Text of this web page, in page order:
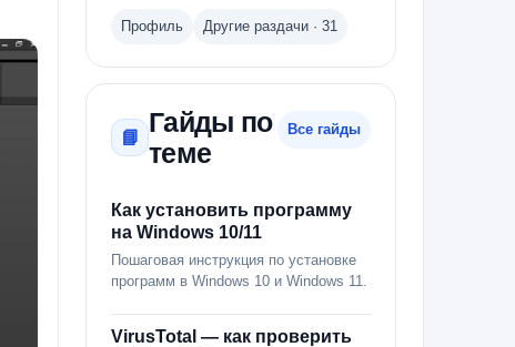
Профиль Другие раздачи · 31
📘 Гайды по
теме
Все гайды
Как установить программу
на Windows 10/11
Пошаговая инструкция по установке
программ в Windows 10 и Windows 11.
VirusTotal — как проверить